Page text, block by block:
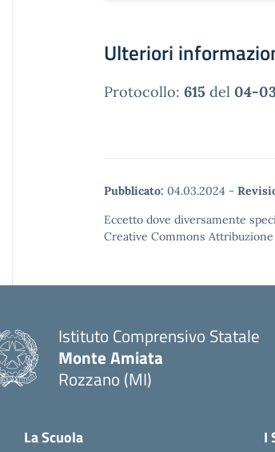
Ulteriori
Protocollo: 615 del 04-
Pubblicato: 04.03.2024 -
Eccetto dove diversamente
Creative Commons
Istituto Comprensivo Statale
Monte Amiata
Rozzano (MI)
La Scuola I